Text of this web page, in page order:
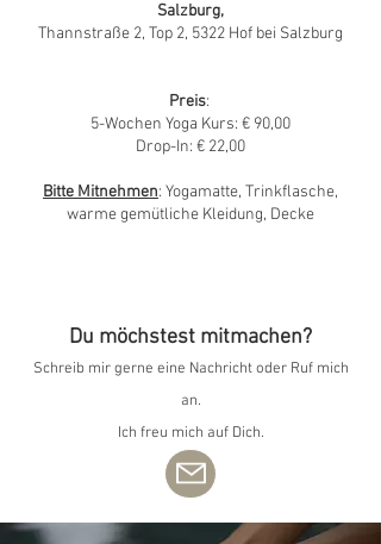
Salzburg,
Thannstraße 2, Top 2, 5322 Hof bei Salzburg
Preis:
5-Wochen Yoga Kurs: € 90,00
Drop-In: € 22,00
Bitte Mitnehmen: Yogamatte, Trinkflasche,
warme gemütliche Kleidung, Decke
Du möchstest mitmachen?
Schreib mir gerne eine Nachricht oder Ruf mich
an.
Ich freu mich auf Dich.